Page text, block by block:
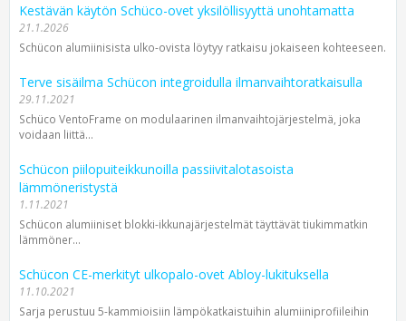
Kestävän käytön Schüco-ovet yksilöllisyyttä unohtamatta
21.1.2026
Schücon alumiinisista ulko-ovista löytyy ratkaisu jokaiseen kohteeseen.
Terve sisäilma Schücon integroidulla ilmanvaihtoratkaisulla
29.11.2021
Schüco VentoFrame on modulaarinen ilmanvaihtojärjestelmä, joka
voidaan liittä...
Schücon piilopuiteikkunoilla passiivitalotasoista
lämmöneristystä
1.11.2021
Schücon alumiiniset blokki-ikkunajärjestelmät täyttävät tiukimmatkin
lämmöner...
Schücon CE-merkityt ulkopalo-ovet Abloy-lukituksella
11.10.2021
Sarja perustuu 5-kammioisiin lämpökatkaistuihin alumiiniprofiileihin